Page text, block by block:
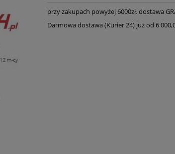
przy zakupach powyżej 6000zł. dostawa
Darmowa dostawa (Kurier 24) już od 6